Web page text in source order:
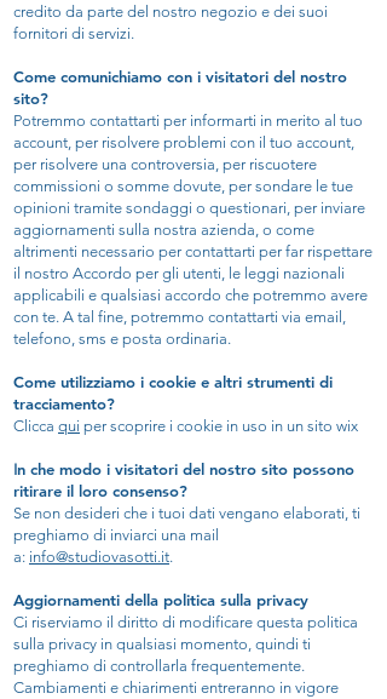
credito da parte del nostro negozio e dei suoi
fornitori di servizi.
Come comunichiamo con i visitatori del nostro
sito?
Potremmo contattarti per informarti in merito al tuo
account, per risolvere problemi con il tuo account,
per risolvere una controversia, per riscuotere
commissioni o somme dovute, per sondare le tue
opinioni tramite sondaggi o questionari, per inviare
aggiornamenti sulla nostra azienda, o come
altrimenti necessario per contattarti per far rispettare
il nostro Accordo per gli utenti, le leggi nazionali
applicabili e qualsiasi accordo che potremmo avere
con te. A tal fine, potremmo contattarti via email,
telefono, sms e posta ordinaria.
Come utilizziamo i cookie e altri strumenti di
tracciamento?
Clicca qui per scoprire i cookie in uso in un sito wix
In che modo i visitatori del nostro sito possono
ritirare il loro consenso?
Se non desideri che i tuoi dati vengano elaborati, ti
preghiamo di inviarci una mail
a: info@studiovasotti.it.
Aggiornamenti della politica sulla privacy
Ci riserviamo il diritto di modificare questa politica
sulla privacy in qualsiasi momento, quindi ti
preghiamo di controllarla frequentemente.
Cambiamenti e chiarimenti entreranno in vigore